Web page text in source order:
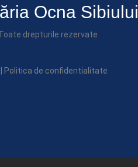
Ocna Sibiului
drepturile rezervate
Politica de confidentialitate